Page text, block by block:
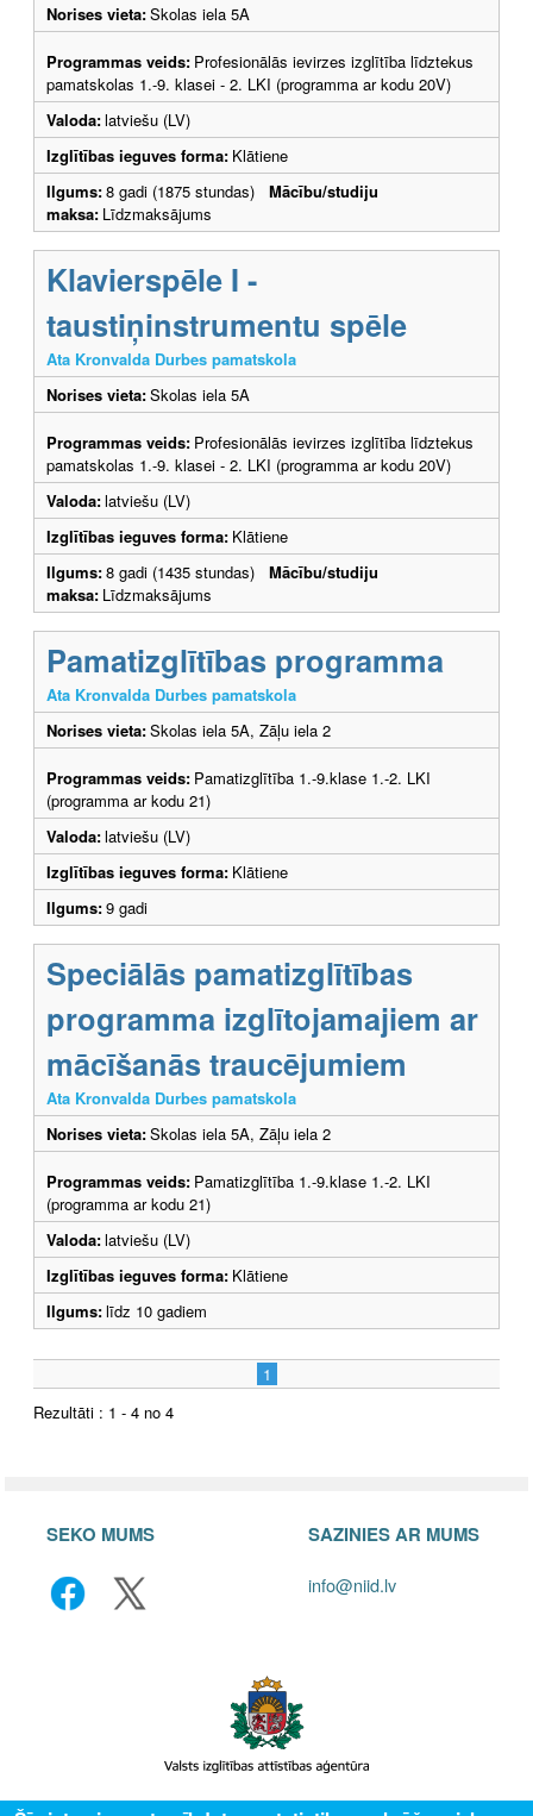
Norises vieta:Skolas iela 5A
Programmas veids: Profesionālās ievirzes izglītība līdztekus
pamatskolas 1.-9. klasei - 2. LKI (programma ar kodu 20V)
Valoda:latviešu (LV)
Izglītības ieguves forma: Klātiene
Ilgums:8 gadi (1875 stundas) Mācību/studiju
maksa: Līdzmaksājums
Klavierspēle I -
taustiņinstrumentu spēle
Ata Kronvalda Durbes pamatskola
Norises vieta:Skolas iela 5A
Programmas veids: Profesionālās ievirzes izglītība līdztekus
pamatskolas 1.-9. klasei - 2. LKI (programma ar kodu 20V)
Valoda:latviešu (LV)
Izglītības ieguves forma: Klātiene
Ilgums:8 gadi (1435 stundas) Mācību/studiju
maksa: Līdzmaksājums
Pamatizglītības programma
Ata Kronvalda Durbes pamatskola
Norises vieta:Skolas iela 5A, Zāļu iela 2
Programmas veids: Pamatizglītība 1.-9.klase 1.-2. LKI
(programma ar kodu 21)
Valoda:latviešu (LV)
Izglītības ieguves forma: Klātiene
Ilgums:9 gadi
Speciālās pamatizglītības
programma izglītojamajiem ar
mācīšanās traucējumiem
Ata Kronvalda Durbes pamatskola
Norises vieta:Skolas iela 5A, Zāļu iela 2
Programmas veids: Pamatizglītība 1.-9.klase 1.-2. LKI
(programma ar kodu 21)
Valoda:latviešu (LV)
Izglītības ieguves forma: Klātiene
Ilgums:līdz 10 gadiem
1
Rezultāti : 1 - 4 no 4
SEKO MUMS SAZINIES AR MUMS
info@niid.lv